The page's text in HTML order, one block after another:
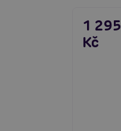
1 295
Kč